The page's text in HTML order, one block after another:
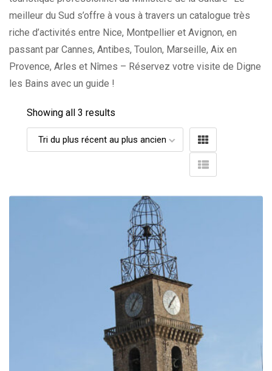
meilleur du Sud s’offre à vous à travers un catalogue très
riche d’activités entre Nice, Montpellier et Avignon, en
passant par Cannes, Antibes, Toulon, Marseille, Aix en
Provence, Arles et Nîmes – Réservez votre visite de Digne
les Bains avec un guide !
Showing all 3 results